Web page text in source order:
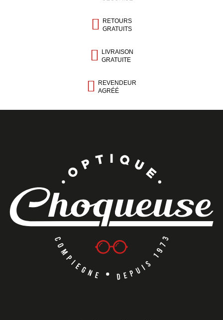
RETOURS
GRATUITS
LIVRAISON
GRATUITE
REVENDEUR
AGRÉÉ